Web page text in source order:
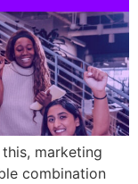
marketing
combination